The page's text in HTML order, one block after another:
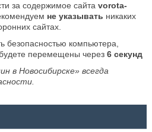
за содержимое сайта vorota-
не указывать никаких
сайтах.
безопасностью компьютера,
будете перемещены через 6секунд
в Новосибирске» всегда